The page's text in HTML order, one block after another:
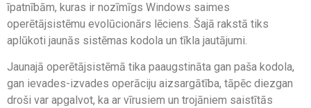
īpatnībām, kuras ir nozīmīgs Windows saimes
operētājsistēmu evolūcionārs lēciens. Šajā rakstā tiks
aplūkoti jaunās sistēmas kodola un tīkla jautājumi.
Jaunajā operētājsistēmā tika paaugstināta gan paša kodola,
gan ievades-izvades operāciju aizsargātība, tāpēc diezgan
droši var apgalvot, ka ar vīrusiem un trojāniem saistītās